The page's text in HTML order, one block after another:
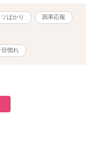
ばかり 因果応報
目惚れ